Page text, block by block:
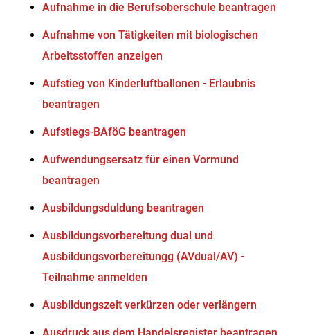
Aufnahme in die Berufsoberschule beantragen
Aufnahme von Tätigkeiten mit biologischen
Arbeitsstoffen anzeigen
Aufstieg von Kinderluftballonen - Erlaubnis
beantragen
Aufstiegs-BAföG beantragen
Aufwendungsersatz für einen Vormund
beantragen
Ausbildungsduldung beantragen
Ausbildungsvorbereitung dual und
Ausbildungsvorbereitungg (AVdual/AV) -
Teilnahme anmelden
Ausbildungszeit verkürzen oder verlängern